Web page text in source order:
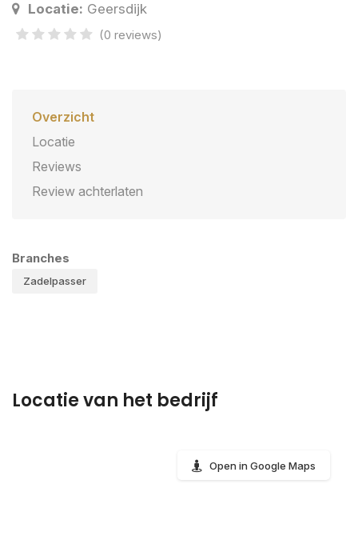
Locatie: Geersdijk
(0 reviews)
Overzicht
Locatie
Reviews
Review achterlaten
Branches
Zadelpasser
Locatie van het bedrijf
Open in Google Maps